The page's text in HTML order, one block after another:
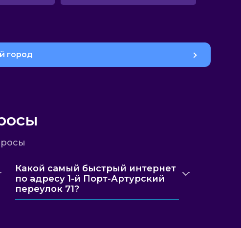
город
Какой самый быстрый интернет
по адресу 1-й Порт-Артурский
переулок 71?